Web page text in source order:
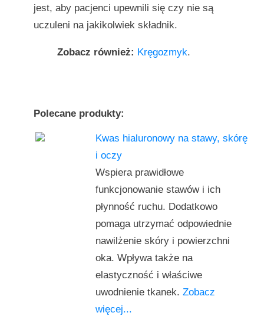
jest, aby pacjenci upewnili się czy nie są
uczuleni na jakikolwiek składnik.
Zobacz również: Kręgozmyk.
Polecane produkty:
Kwas hialuronowy na stawy, skórę
i oczy
Wspiera prawidłowe
funkcjonowanie stawów i ich
płynność ruchu. Dodatkowo
pomaga utrzymać odpowiednie
nawilżenie skóry i powierzchni
oka. Wpływa także na
elastyczność i właściwe
uwodnienie tkanek. Zobacz
więcej...